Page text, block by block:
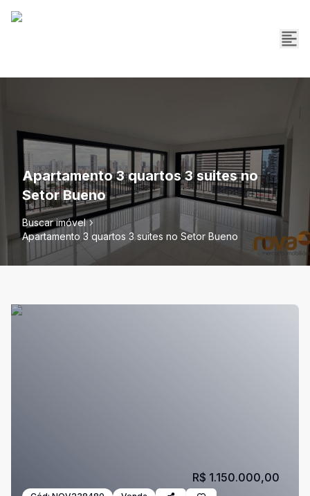
Apartamento 3 quartos 3 suites no
Setor Bueno
Buscar imóvel
Apartamento 3 quartos 3 suites no Setor Bueno
R$ 1.150.000,00